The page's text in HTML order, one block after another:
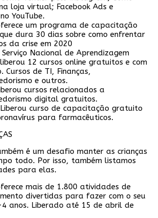
loja virtual; Facebook Ads e
YouTube.
um programa de capacitação
dura 30 dias sobre como enfrentar
da crise em 2020
Serviço Nacional de Aprendizagem
12 cursos online gratuitos e com
Cursos de TI, Finanças,
e outros.
cursos relacionados a
digital gratuitos.
curso de capacitação gratuito
para farmacêuticos.
é um desafio manter as crianças
todo. Por isso, também listamos
para elas.
mais de 1.800 atividades de
divertidas para fazer com o seu
anos. Liberado até 15 de abril de